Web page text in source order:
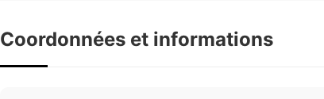
Coordonnées et informations